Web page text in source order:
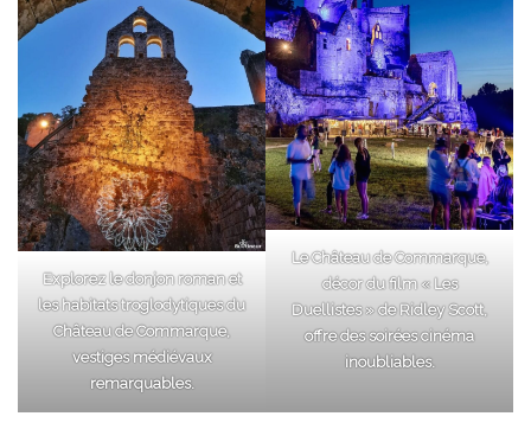
Explorez le donjon roman et
les habitats troglodytiques du
Château de Commarque,
vestiges médiévaux
remarquables.
Le Château de Commarque,
décor du film « Les
Duellistes » de Ridley Scott,
offre des soirées cinéma
inoubliables.